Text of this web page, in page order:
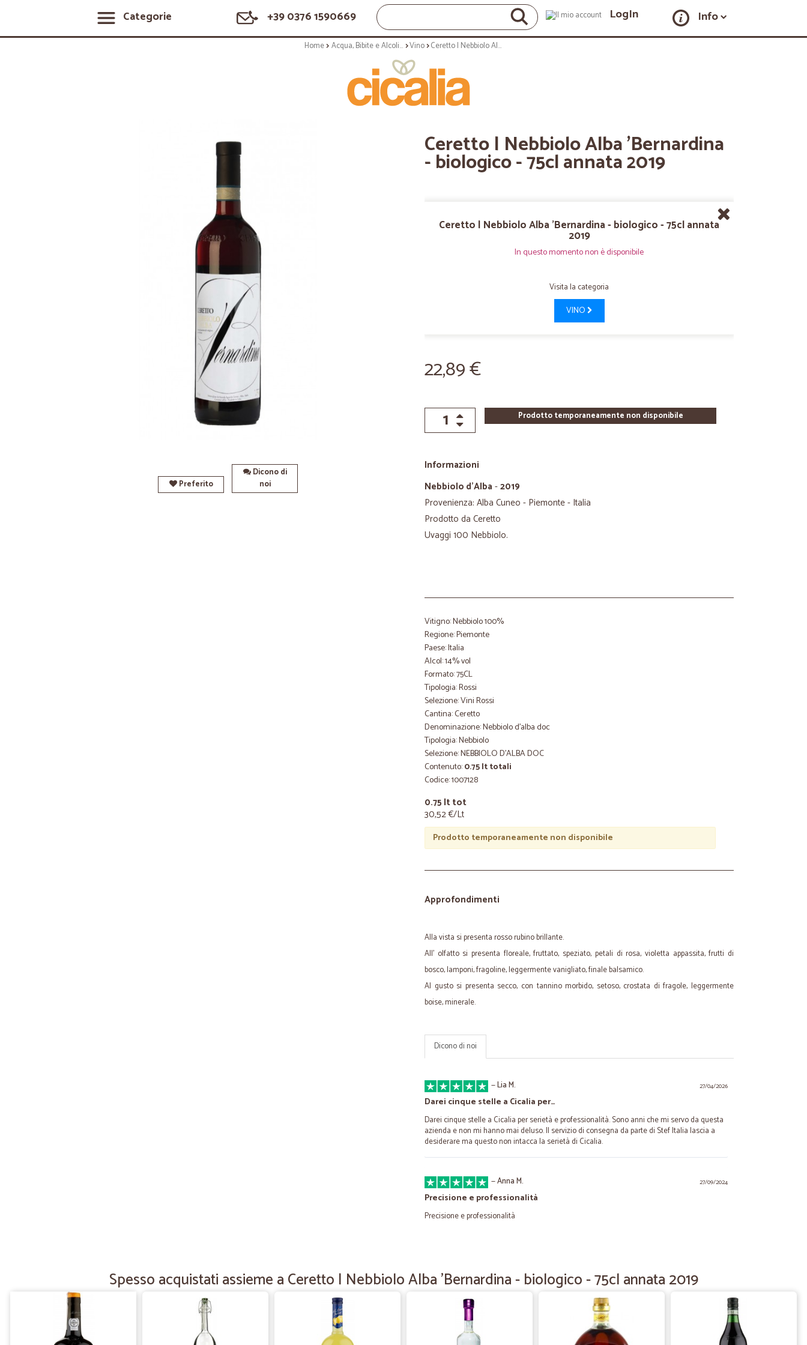
Categorie +39 0376 1590669 LogIn Info
Home Acqua, Bibite e Alcolici Vino Ceretto | Nebbiolo Alba 'Bernardina - biologico - 75cl annata 2019
Preferito
Dicono di
noi
Ceretto | Nebbiolo Alba 'Bernardina
- biologico - 75cl annata 2019
Ceretto | Nebbiolo Alba 'Bernardina - biologico - 75cl annata
2019
In questo momento non è disponibile
Visita la categoria
VINO
22,89 €
Prodotto temporaneamente non disponibile
Informazioni
Nebbiolo d'Alba -2019
Provenienza: Alba Cuneo - Piemonte - Italia
Prodotto da Ceretto
Uvaggi 100 Nebbiolo.
Vitigno: Nebbiolo 100%
Regione: Piemonte
Paese: Italia
Alcol: 14% vol
Formato: 75CL
Tipologia: Rossi
Selezione: Vini Rossi
Cantina: Ceretto
Denominazione: Nebbiolo d'alba doc
Tipologia: Nebbiolo
Selezione: NEBBIOLO D'ALBA DOC
Contenuto:0.75 lt totali
Codice: 1007128
0.75 lt tot
30,52 €/Lt
Prodotto temporaneamente non disponibile
Approfondimenti
Alla vista si presenta rosso rubino brillante.
All' olfatto si presenta floreale, fruttato, speziato, petali di rosa, violetta appassita, frutti di
bosco, lamponi, fragoline, leggermente vanigliato, finale balsamico.
Al gusto si presenta secco, con tannino morbido, setoso, crostata di fragole, leggermente
boise, minerale.
Dicono di noi
27/04/2026
—Lia M.
Darei cinque stelle a Cicalia per…
Darei cinque stelle a Cicalia per serietà e professionalità. Sono anni che mi servo da questa
azienda e non mi hanno mai deluso. Il servizio di consegna da parte di Stef Italia lascia a
desiderare ma questo non intacca la serietà di Cicalia.
27/09/2024
—Anna M.
Precisione e professionalità
Precisione e professionalità
Ultimo acquisto perfetto
Ultimo acquisto perfetto. Tempi di consegna ottimi.
24/06/2024
Spesso acquistati assieme a Ceretto | Nebbiolo Alba 'Bernardina - biologico - 75cl annata 2019